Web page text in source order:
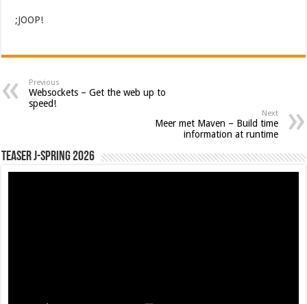
;JOOP!
Previous
Websockets – Get the web up to
speed!
Next
Meer met Maven – Build time
information at runtime
Teaser J-Spring 2026